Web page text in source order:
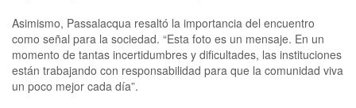
Asimismo, Passalacqua resaltó la importancia del encuentro
como señal para la sociedad. “Esta foto es un mensaje. En un
momento de tantas incertidumbres y dificultades, las instituciones
están trabajando con responsabilidad para que la comunidad viva
un poco mejor cada día”.